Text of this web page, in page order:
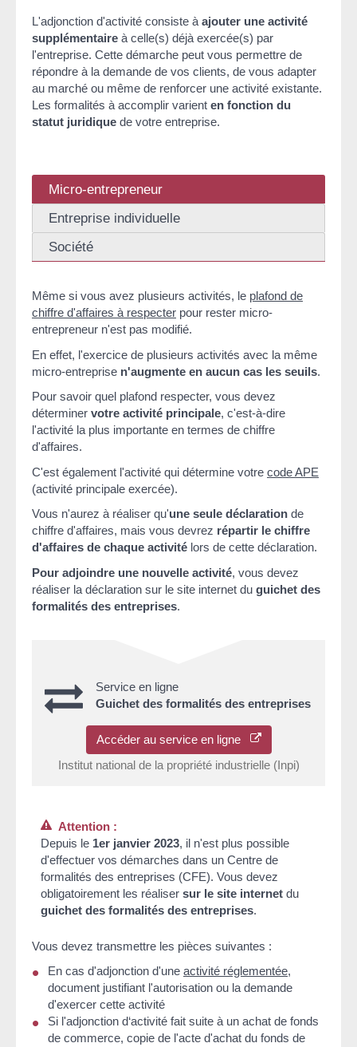
L'adjonction d'activité consiste à ajouter une activité
supplémentaire à celle(s) déjà exercée(s) par
l'entreprise. Cette démarche peut vous permettre de
répondre à la demande de vos clients, de vous adapter
au marché ou même de renforcer une activité existante.
Les formalités à accomplir varient en fonction du
statut juridique de votre entreprise.
Micro-entrepreneur
Entreprise individuelle
Société
Même si vous avez plusieurs activités, le plafond de
chiffre d'affaires à respecter pour rester micro-
entrepreneur n'est pas modifié.
En effet, l'exercice de plusieurs activités avec la même
micro-entreprise n'augmente en aucun cas les seuils.
Pour savoir quel plafond respecter, vous devez
déterminer votre activité principale, c'est-à-dire
l'activité la plus importante en termes de chiffre
d'affaires.
C'est également l'activité qui détermine votre code APE
(activité principale exercée).
Vous n'aurez à réaliser qu'une seule déclaration de
chiffre d'affaires, mais vous devrez répartir le chiffre
d'affaires de chaque activité lors de cette déclaration.
Pour adjoindre une nouvelle activité, vous devez
réaliser la déclaration sur le site internet du guichet des
formalités des entreprises.
Service en ligne
Guichet des formalités des entreprises
Accéder au service en ligne
Institut national de la propriété industrielle (Inpi)
Attention :
Depuis le 1er janvier 2023, il n'est plus possible
d'effectuer vos démarches dans un Centre de
formalités des entreprises (CFE). Vous devez
obligatoirement les réalisersur le site internet du
guichet des formalités des entreprises.
Vous devez transmettre les pièces suivantes :
En cas d'adjonction d'une activité réglementée,
document justifiant l'autorisation ou la demande
d'exercer cette activité
Si l'adjonction d‘activité fait suite à un achat de fonds
de commerce, copie de l'acte d'achat du fonds de